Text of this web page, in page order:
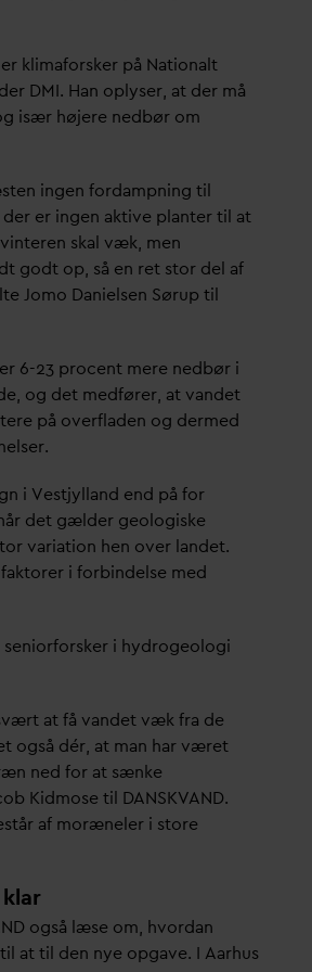
klimaforsker på Nationalt
DMI. Han oplyser, at der må
især højere nedbør om
ingen fordampning til
er ingen aktive planter til at
skal væk, men
godt op, så en ret stor del af
Jomo Danielsen Sørup til
6-23 procent mere nedbør i
og det medfører, at vandet
på overfladen og dermed
i Vestjylland end på for
det gælder geologiske
variation hen over landet.
i forbindelse med
seniorforsker i hydrogeologi
at få vandet væk fra de
også dér, at man har været
ned for at sænke
Kidmose til DANSKVAND.
af moræneler i store
også læse om, hvordan
at til den nye opgave. I Aarhus